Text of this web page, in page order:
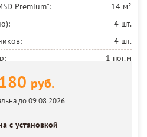
Premium":
14 м²
4 шт.
4 шт.
1 пог.м
руб.
до 09.08.2026
с установкой